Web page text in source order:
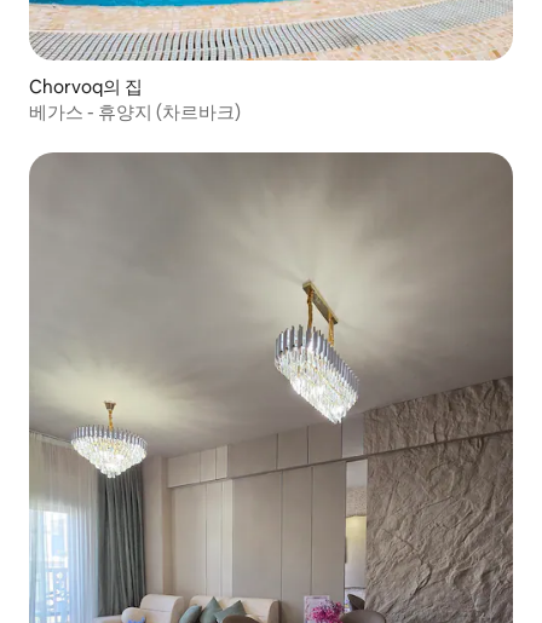
Chorvoq의 집
베가스 - 휴양지 (차르바크)